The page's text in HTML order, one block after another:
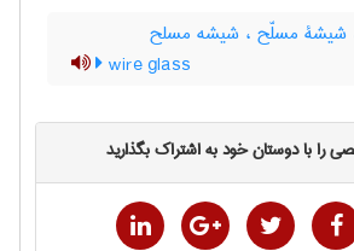
مسلّح ، شیشه مسلح
wire glass
را با دوستان خود به اشتراک بگذارید